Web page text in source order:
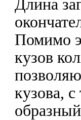
Длина
Помимо
кузов
кузова,